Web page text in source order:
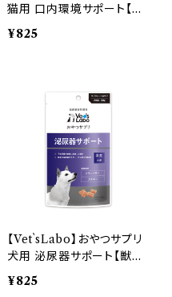
猫用 口内環境サポート【獣
医師開発】
¥825
【Vet`sLabo】おやつサプリ
犬用 泌尿器サポート【獣医
師開発】
¥825